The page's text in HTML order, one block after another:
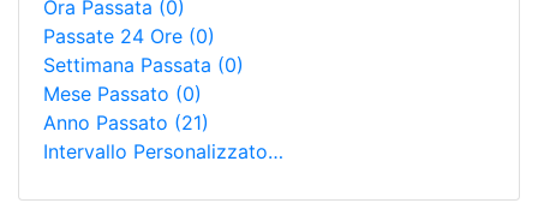
Ora Passata (0)
Passate 24 Ore (0)
Settimana Passata (0)
Mese Passato (0)
Anno Passato (21)
Intervallo Personalizzato…